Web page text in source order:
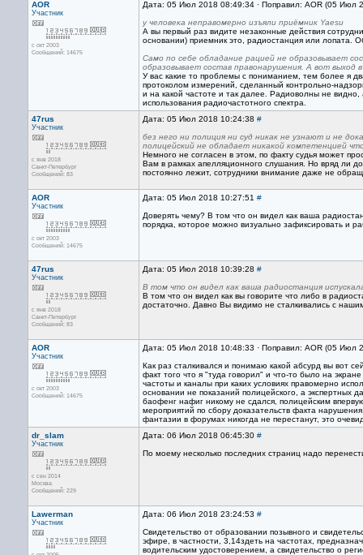
AOR
Участник
с окт 2003
Сообщений: 14675
Дата: 05 Июл 2018 08:49:34 · Поправил: AOR (05 Июл
у человека неправомерно изъяли приёмник Yaesu
А вы первый раз видите незаконные действия
основании) приемник это, радиостанция или лопата.
Само по себе обладание рацией не образовывает
образовывает состав правонарушения. А вот
У вас какие то проблемы с пониманием, тем более я
протоколом измерений, сделанный контрольно-
и на какой частоте и так далее. Радиоволны не видно,
использования радиочастотного спектра.
47rus
Участник
с янв 2018
Санкт-Петербург
Сообщений: 83
Дата: 05 Июл 2018 10:24:38 #
без него ни полиция ни суд никак не узнают и не
полицейский не обладает никакой компетенцией
Немного не согласен в этом, по факту судья может
Вам в рамках апелляционного слушания. Но вряд ли
постоянно лежит, сотрудники внимание даже не
AOR
Участник
с окт 2003
Сообщений: 14675
Дата: 05 Июл 2018 10:27:51 #
Доверять чему? В том что он видел как ваша
порядка, которое можно визуально зафиксировать и
47rus
Участник
с янв 2018
Санкт-Петербург
Сообщений: 83
Дата: 05 Июл 2018 10:39:28 #
В том что он видел как ваша радиостанция
В том что он видел как вы говорите что либо в
достаточно. Давно Вы видимо не сталкивались с
AOR
Участник
с окт 2003
Сообщений: 14675
Дата: 05 Июл 2018 10:48:33 · Поправил: AOR (05 Июл
Как раз сталкивался и понимаю какой абсурд вы вот
факт того что я "туда говорил" и что-то было на
частоты и каналы при каких условиях правомерно
основании не показаний полицейского, а экспертных
баофенг нафиг никому не сдался, полицейским
мероприятий по сбору доказательств факта
фантазии в форумах никогда не перестанут, это
dr_slam
Участник
с сен 2014
Москва
Сообщений: 229
Дата: 06 Июл 2018 06:45:30 #
По моему несколько последних страниц надо
Lawerman
Участник
Дата: 06 Июл 2018 23:24:53 #
Свидетельство от образовании позывного и
эфире, в частности, 3,14здеть на частотах,
водительским удостоверением, а свидетельство о